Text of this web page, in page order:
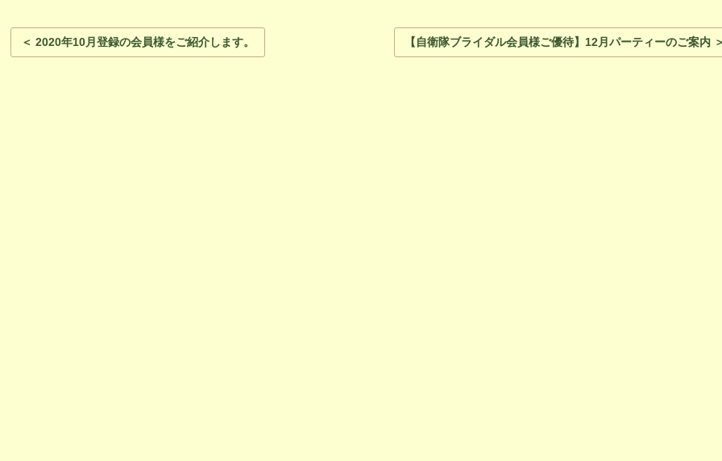
＜ 2020年10月登録の会員様をご紹介します。 【自衛隊ブライダル会員様ご優待】12月パーティーのご案内